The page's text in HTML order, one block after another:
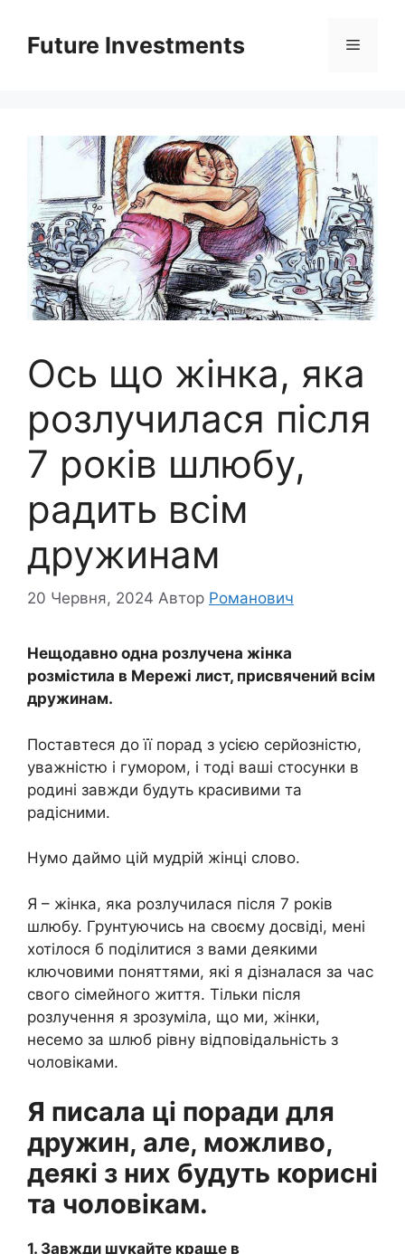
вмістуFuture Investments Меню
Ось що жінка, яка
розлучилася після
7 років шлюбу,
радить всім
дружинам
20 Червня, 2024 Автор Романович
Нещодавно одна розлучена жінка
розмістила в Мережі лист, присвячений всім
дружинам.
Поставтеся до її порад з усією серйозністю,
уважністю і гумором, і тоді ваші стосунки в
родині завжди будуть красивими та
радісними.
Нумо даймо цій мудрій жінці слово.
Я – жінка, яка розлучилася після 7 років
шлюбу. Грунтуючись на своєму досвіді, мені
хотілося б поділитися з вами деякими
ключовими поняттями, які я дізналася за час
свого сімейного життя. Тільки після
розлучення я зрозуміла, що ми, жінки,
несемо за шлюб рівну відповідальність з
чоловіками.
Я писала ці поради для
дружин, але, можливо,
деякі з них будуть корисні
та чоловікам.
1. Завжди шукайте краще в